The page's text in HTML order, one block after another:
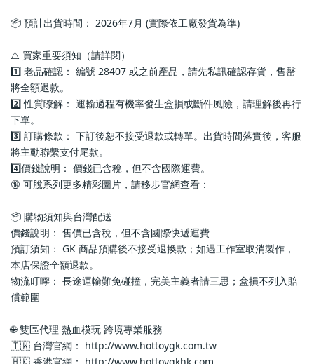
📦 預計出貨時間： 2026年7月 (實際依工廠發貨為準)
⚠️ 買家重要須知（請詳閱）
1️⃣ 老品確認： 編號 28407 或之前產品，請先私訊確認存貨，售罄
將全額退款。
2️⃣ 性質瞭解： 運輸過程有機率發生盒損或斷件風險，請理解後再行
下單。
3️⃣ 訂購條款： 下訂後恕不接受退款或轉單。出貨時間落實後，客服
將主動聯繫支付尾款。
4️⃣價錢說明： 價錢已含稅，但不含國際運費。
🔞 可脫系列更多精彩圖片，請移步官網查看：
📦 購物須知與台灣配送
價錢說明： 售價已含稅，但不含國際快遞運費
預訂須知： GK 商品預購後不接受退換款；如遇工作室取消製作，
本店保證全額退款。
物流叮嚀： 長途運輸難免碰撞，完美主義者請三思；盒損不列入賠
償範圍
🌐 雙區代理 熱血模玩 跨境專業服務
🇹🇼 台灣官網： http://www.hottoygk.com.tw